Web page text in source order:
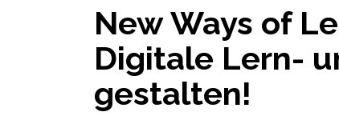
New Ways of
Digitale Lern-
gestalten!